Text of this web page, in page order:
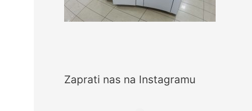
Zaprati nas na Instagramu